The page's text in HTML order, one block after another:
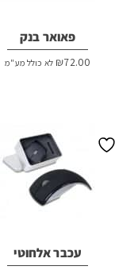
פאואר בנק
₪72.00 לא כולל מע"מ
עכבר אלחוטי